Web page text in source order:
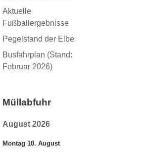
Aktuelle
Fußballergebnisse
Pegelstand der Elbe
Busfahrplan (Stand:
Februar 2026)
Müllabfuhr
August 2026
Montag 10. August